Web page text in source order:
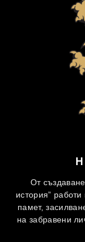
От
история”
памет,
на забравени